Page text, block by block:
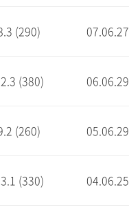
(290) 07.06.27
(380) 06.06.29
(260) 05.06.29
(330) 04.06.25